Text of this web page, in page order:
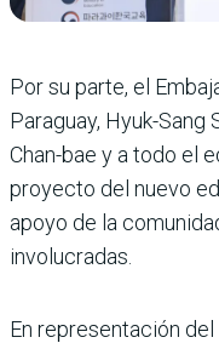
Por su parte, el
Paraguay, Hyuk-
Chan-bae y a todo el
proyecto del nuevo
apoyo de la
involucradas.
En representación